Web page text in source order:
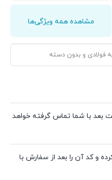
مشاهده همه ویژگی‌ها
سفارش از 24 تا 48 ساعت بعد با شما تماس گرفته خواهد
و کد آن را بعد از سفارش با